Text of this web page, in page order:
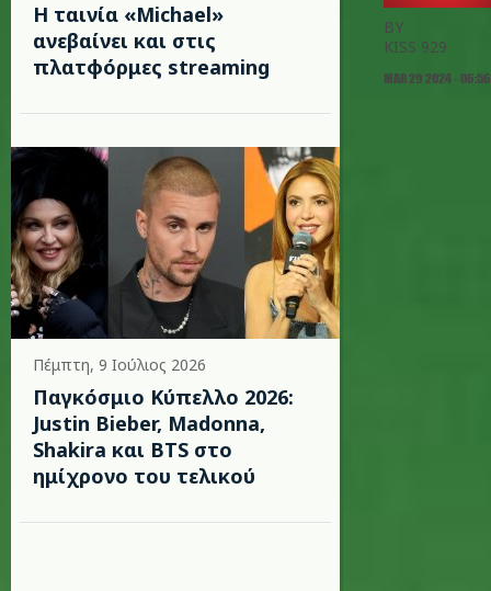
Η ταινία «Michael»
ανεβαίνει και στις
πλατφόρμες streaming
Πέμπτη, 9 Ιούλιος 2026
Παγκόσμιο Κύπελλο 2026:
Justin Bieber, Madonna,
Shakira και BTS στο
ημίχρονο του τελικού
BY
KISS 929
MAR 29 2024 - 06:56